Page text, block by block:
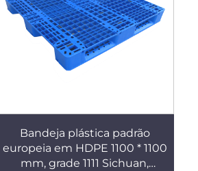
Bandeja plástica padrão
europeia em HDPE 1100 * 1100
mm, grade 1111 Sichuan,